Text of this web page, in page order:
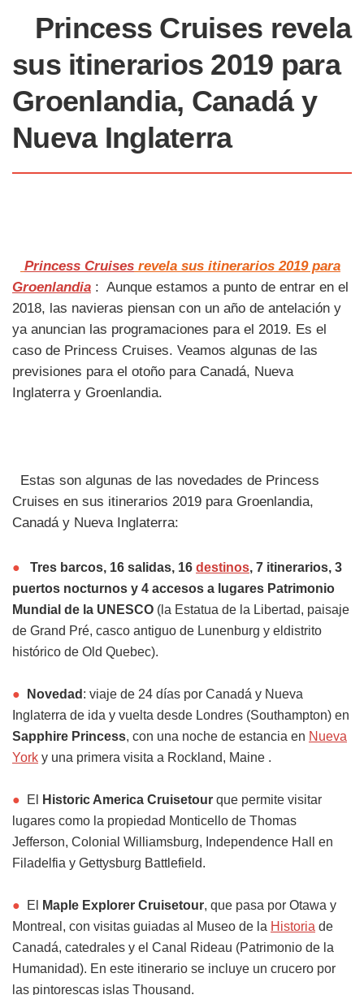
Princess Cruises revela
sus itinerarios 2019 para
Groenlandia, Canadá y
Nueva Inglaterra
Princess Cruises revela sus itinerarios 2019 para
Groenlandia : Aunque estamos a punto de entrar en el
2018, las navieras piensan con un año de antelación y
ya anuncian las programaciones para el 2019. Es el
caso de Princess Cruises. Veamos algunas de las
previsiones para el otoño para Canadá, Nueva
Inglaterra y Groenlandia.
Estas son algunas de las novedades de Princess
Cruises en sus itinerarios 2019 para Groenlandia,
Canadá y Nueva Inglaterra:
● Tres barcos, 16 salidas, 16 destinos, 7 itinerarios, 3
puertos nocturnos y 4 accesos a lugares Patrimonio
Mundial de la UNESCO (la Estatua de la Libertad, paisaje
de Grand Pré, casco antiguo de Lunenburg y eldistrito
histórico de Old Quebec).
● Novedad : viaje de 24 días por Canadá y Nueva
Inglaterra de ida y vuelta desde Londres (Southampton) en
Sapphire Princess, con una noche de estancia en Nueva
York y una primera visita a Rockland, Maine .
● El Historic America Cruisetour que permite visitar
lugares como la propiedad Monticello de Thomas
Jefferson, Colonial Williamsburg, Independence Hall en
Filadelfia y Gettysburg Battlefield.
● El Maple Explorer Cruisetour, que pasa por Otawa y
Montreal, con visitas guiadas al Museo de la Historia de
Canadá, catedrales y el Canal Rideau (Patrimonio de la
Humanidad). En este itinerario se incluye un crucero por
las pintorescas islas Thousand.